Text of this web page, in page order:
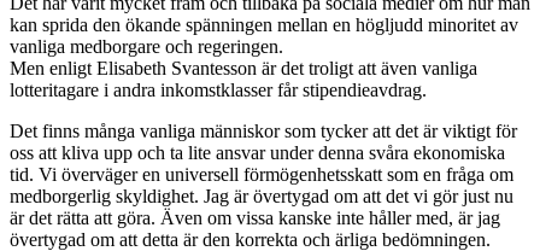
kan sprida den ökande spänningen mellan en högljudd minoritet av
vanliga medborgare och regeringen.
Men enligt Elisabeth Svantesson är det troligt att även vanliga
lotteritagare i andra inkomstklasser får stipendieavdrag.
Det finns många vanliga människor som tycker att det är viktigt för
oss att kliva upp och ta lite ansvar under denna svåra ekonomiska
tid. Vi överväger en universell förmögenhetsskatt som en fråga om
medborgerlig skyldighet. Jag är övertygad om att det vi gör just nu
är det rätta att göra. Även om vissa kanske inte håller med, är jag
övertygad om att detta är den korrekta och ärliga bedömningen.